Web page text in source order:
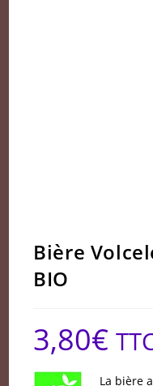
Bière
BIO
3,80€
La bière